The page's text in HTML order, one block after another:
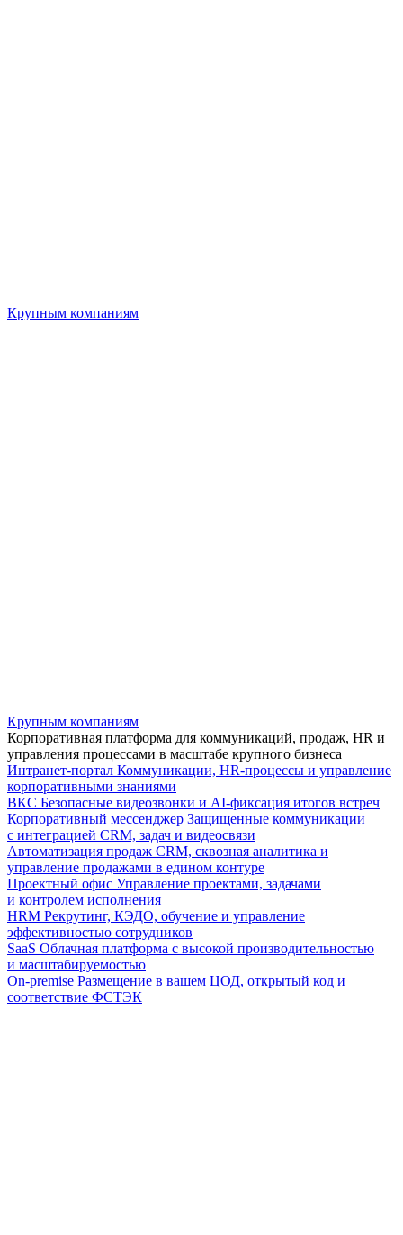
Крупным компаниям
Крупным компаниям
Корпоративная платформа для коммуникаций, продаж, HR и
управления процессами в масштабе крупного бизнеса
Интранет-портал Коммуникации, HR-процессы и управление
корпоративными знаниями
ВКС Безопасные видеозвонки и AI-фиксация итогов встреч
Корпоративный мессенджер Защищенные коммуникации
с интеграцией CRM, задач и видеосвязи
Автоматизация продаж CRM, сквозная аналитика и
управление продажами в едином контуре
Проектный офис Управление проектами, задачами
и контролем исполнения
HRM Рекрутинг, КЭДО, обучение и управление
эффективностью сотрудников
SaaS Облачная платформа с высокой производительностью
и масштабируемостью
On-premise Размещение в вашем ЦОД, открытый код и
соответствие ФСТЭК